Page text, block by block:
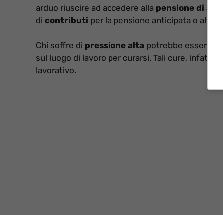
arduo riuscire ad accedere alla pensione di
di contributi per la pensione anticipata o altro.
Chi soffre di pressione alta potrebbe essere
sul luogo di lavoro per curarsi. Tali cure, infatti,
lavorativo.